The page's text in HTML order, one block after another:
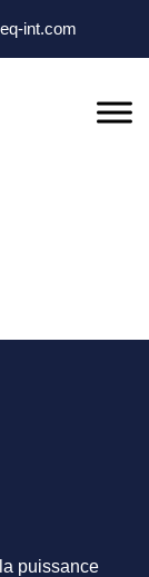
int.com
puissance